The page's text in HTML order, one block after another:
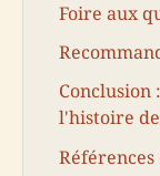
Foire aux
l'histoire